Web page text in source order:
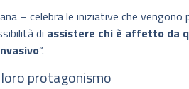
– celebra le iniziative che
di assistere chi è affetto da
“.
protagonismo